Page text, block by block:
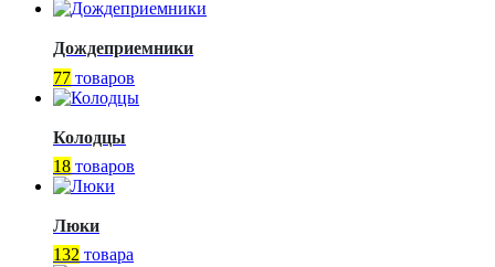
Дождеприемники
77 товаров
Колодцы
18 товаров
Люки
132 товара